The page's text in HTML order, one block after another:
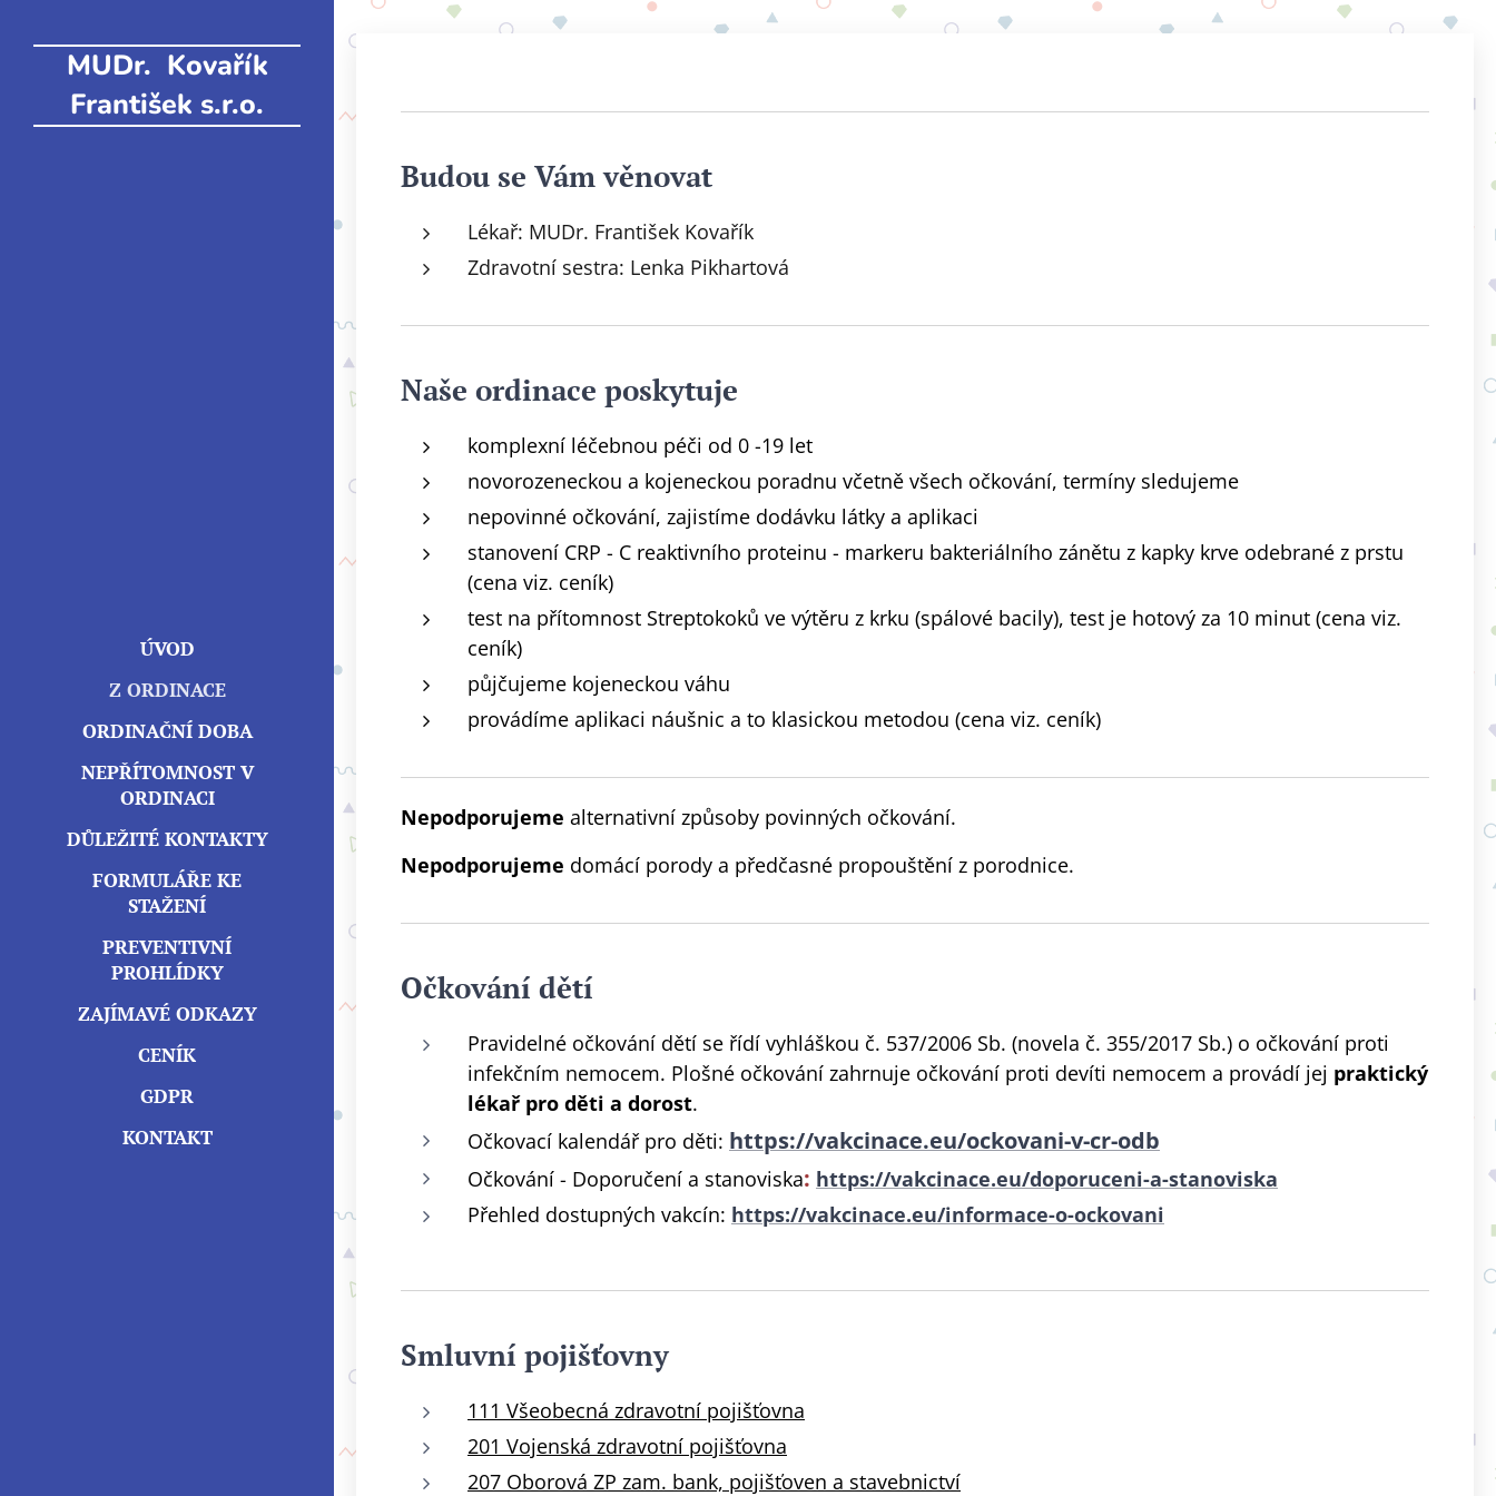
MUDr. Kovařík
František s.r.o.
ÚVOD
Z ORDINACE
ORDINAČNÍ DOBA
NEPŘÍTOMNOST V
ORDINACI
DŮLEŽITÉ KONTAKTY
FORMULÁŘE KE
STAŽENÍ
PREVENTIVNÍ
PROHLÍDKY
ZAJÍMAVÉ ODKAZY
CENÍK
GDPR
KONTAKT
Budou se Vám věnovat
Lékař: MUDr. František Kovařík
Zdravotní sestra: Lenka Pikhartová
Naše ordinace poskytuje
komplexní léčebnou péči od 0 -19 let
novorozeneckou a kojeneckou poradnu včetně všech očkování, termíny sledujeme
nepovinné očkování, zajistíme dodávku látky a aplikaci
stanovení CRP - C reaktivního proteinu - markeru bakteriálního zánětu z kapky krve odebrané z prstu
(cena viz. ceník)
test na přítomnost Streptokoků ve výtěru z krku (spálové bacily), test je hotový za 10 minut (cena viz.
ceník)
půjčujeme kojeneckou váhu
provádíme aplikaci náušnic a to klasickou metodou (cena viz. ceník)
Nepodporujeme alternativní způsoby povinných očkování.
Nepodporujeme domácí porody a předčasné propouštění z porodnice.
Očkování dětí
Pravidelné očkování dětí se řídí vyhláškou č. 537/2006 Sb. (novela č. 355/2017 Sb.) o očkování proti
infekčním nemocem. Plošné očkování zahrnuje očkování proti devíti nemocem a provádí jej praktický
lékař pro děti a dorost.
Očkovací kalendář pro děti: https://vakcinace.eu/ockovani-v-cr-odb
Očkování - Doporučení a stanoviska: https://vakcinace.eu/doporuceni-a-stanoviska
Přehled dostupných vakcín: https://vakcinace.eu/informace-o-ockovani
Smluvní pojišťovny
111 Všeobecná zdravotní pojišťovna
201 Vojenská zdravotní pojišťovna
207 Oborová ZP zam. bank, pojišťoven a stavebnictví